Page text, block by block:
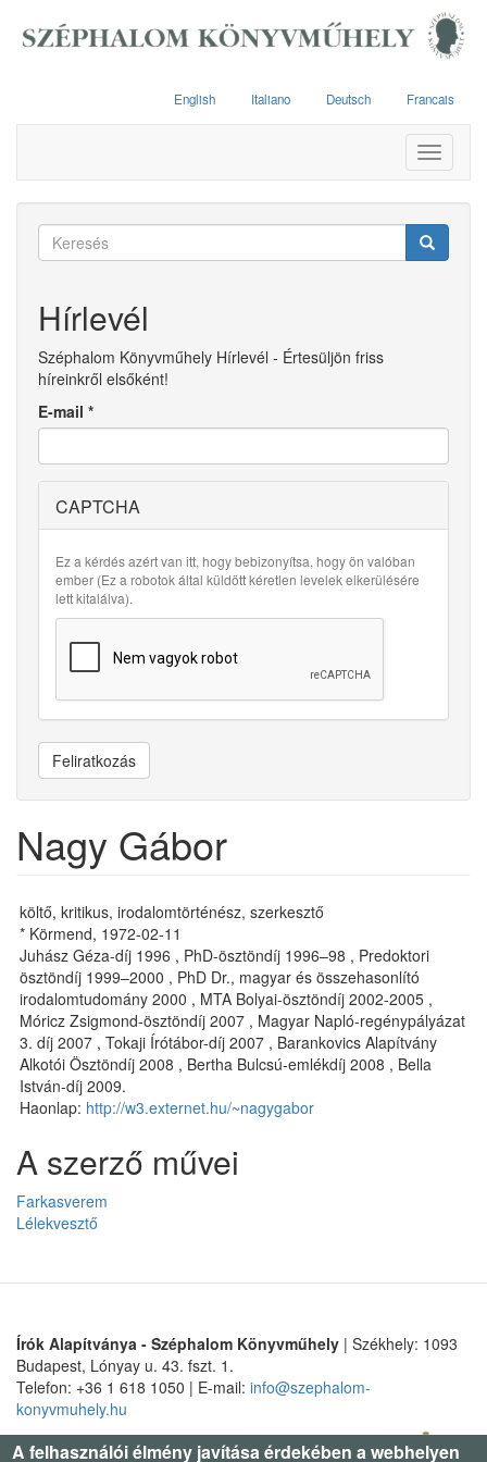
English Italiano Deutsch Francais
Toggle
Keresés
Hírlevél
Széphalom Könyvműhely Hírlevél - Értesüljön friss
híreinkről elsőként!
E-mail *
CAPTCHA
Ez a kérdés azért van itt, hogy bebizonyítsa, hogy ön valóban
ember (Ez a robotok által küldött kéretlen levelek elkerülésére
lett kitalálva).
Feliratkozás
Nagy Gábor
költő, kritikus, irodalomtörténész, szerkesztő
* Körmend, 1972-02-11
Juhász Géza-díj 1996 , PhD-ösztöndíj 1996–98 , Predoktori
ösztöndíj 1999–2000 , PhD Dr., magyar és összehasonlító
irodalomtudomány 2000 , MTA Bolyai-ösztöndíj 2002-2005 ,
Móricz Zsigmond-ösztöndíj 2007 , Magyar Napló-regénypályázat
3. díj 2007 , Tokaji Írótábor-díj 2007 , Barankovics Alapítvány
Alkotói Ösztöndíj 2008 , Bertha Bulcsú-emlékdíj 2008 , Bella
István-díj 2009.
Haonlap: http://w3.externet.hu/~nagygabor
A szerző művei
Farkasverem
Lélekvesztő
Írók Alapítványa - Széphalom Könyvműhely | Székhely: 1093
Budapest, Lónyay u. 43. fszt. 1.
Telefon: +36 1 618 1050 | E-mail: info@szephalom-
konyvmuhely.hu
A felhasználói élmény javítása érdekében a webhelyen